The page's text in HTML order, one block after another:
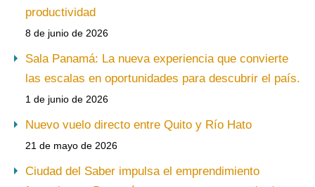
productividad
8 de junio de 2026
Sala Panamá: La nueva experiencia que convierte
las escalas en oportunidades para descubrir el país.
1 de junio de 2026
Nuevo vuelo directo entre Quito y Río Hato
21 de mayo de 2026
Ciudad del Saber impulsa el emprendimiento